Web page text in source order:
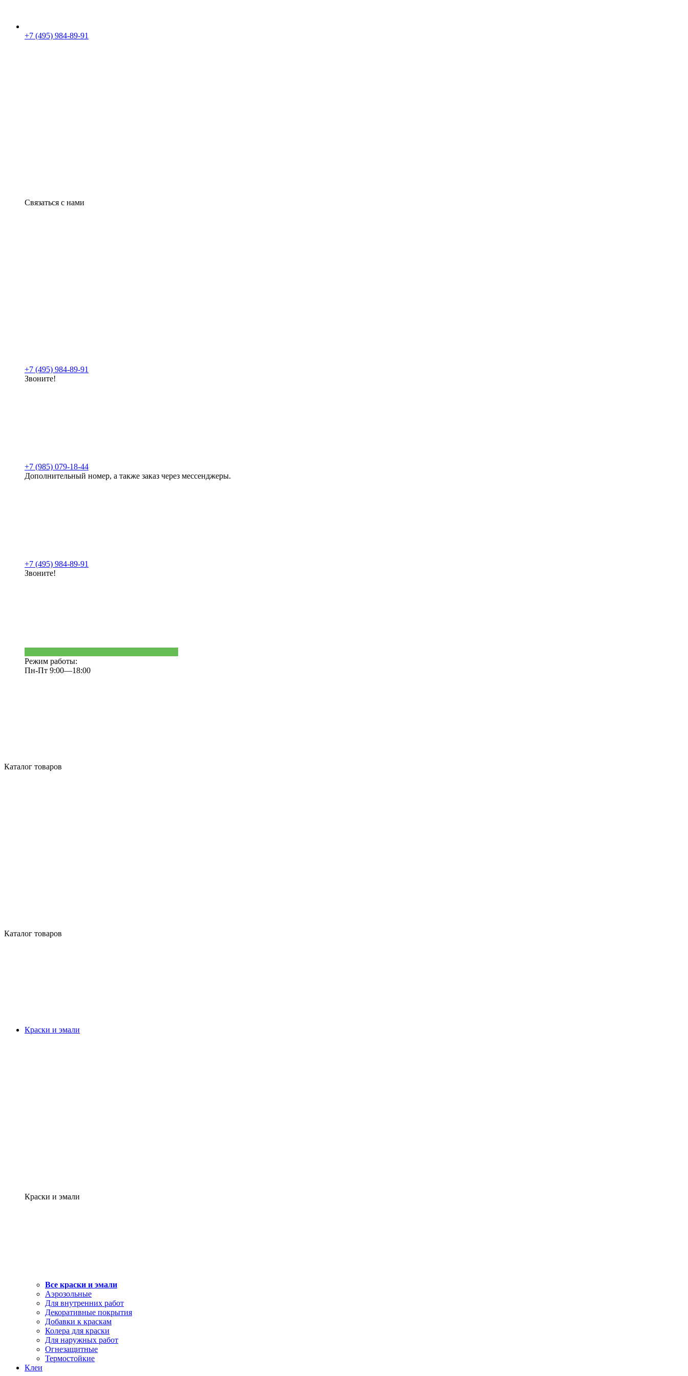
+7 (495) 984-89-91
Связаться с нами
+7 (495) 984-89-91
Звоните!
+7 (985) 079-18-44
Дополнительный номер, а также заказ через мессенджеры.
+7 (495) 984-89-91
Звоните!
Режим работы:
Пн-Пт 9:00—18:00
Каталог товаров
Каталог товаров
Краски и эмали
Краски и эмали
Все краски и эмали
Аэрозольные
Для внутренних работ
Декоративные покрытия
Добавки к краскам
Колера для краски
Для наружных работ
Огнезащитные
Термостойкие
Клеи